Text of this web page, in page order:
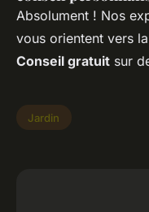
Absolument ! Nos
vous orientent vers
Conseil gratuit sur
Jardin